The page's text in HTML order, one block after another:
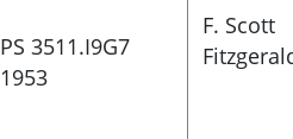
PS 3511.I9G7
1953
F. Scott